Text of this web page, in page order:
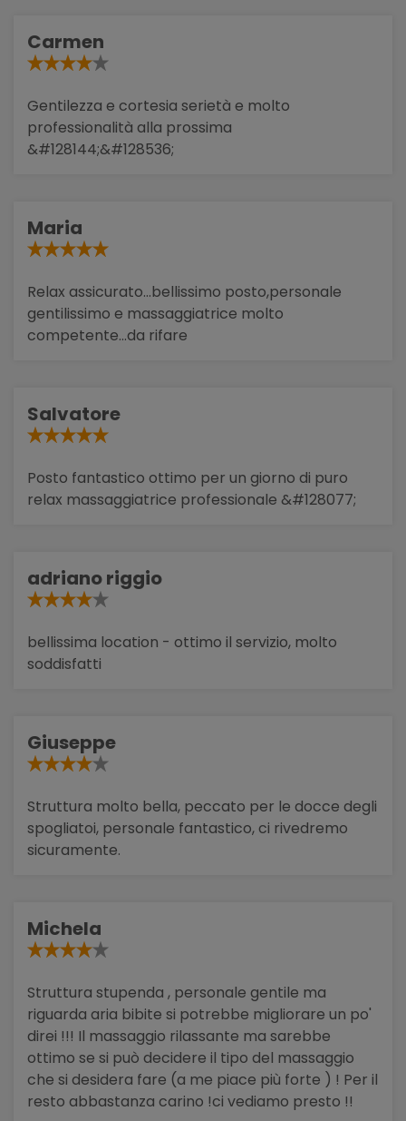
Carmen
Gentilezza e cortesia serietà e molto
professionalità alla prossima
&#128144;&#128536;
Maria
Relax assicurato...bellissimo posto,personale
gentilissimo e massaggiatrice molto
competente...da rifare
Salvatore
Posto fantastico ottimo per un giorno di puro
relax massaggiatrice professionale &#128077;
adriano riggio
bellissima location - ottimo il servizio, molto
soddisfatti
Giuseppe
Struttura molto bella, peccato per le docce degli
spogliatoi, personale fantastico, ci rivedremo
sicuramente.
Michela
Struttura stupenda , personale gentile ma
riguarda aria bibite si potrebbe migliorare un po'
direi !!! Il massaggio rilassante ma sarebbe
ottimo se si può decidere il tipo del massaggio
che si desidera fare (a me piace più forte ) ! Per il
resto abbastanza carino !ci vediamo presto !!